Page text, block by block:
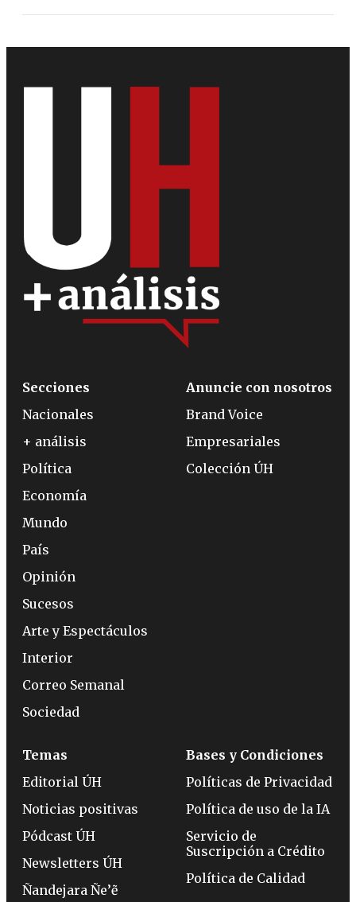
Secciones
Nacionales
+ análisis
Política
Economía
Mundo
País
Opinión
Sucesos
Arte y Espectáculos
Interior
Correo Semanal
Sociedad
Anuncie con nosotros
Brand Voice
Empresariales
Colección ÚH
Temas
Editorial ÚH
Noticias positivas
Pódcast ÚH
Newsletters ÚH
Ñandejara Ñe’ẽ
Bases y Condiciones
Políticas de Privacidad
Política de uso de la IA
Servicio de
Suscripción a Crédito
Política de Calidad